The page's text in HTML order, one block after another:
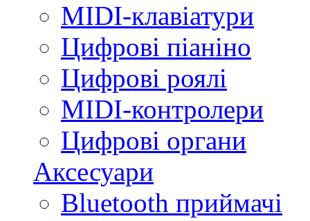
MIDI-клавіатури
Цифрові піаніно
Цифрові роялі
MIDI-контролери
Цифрові органи
Аксесуари
Bluetooth приймачі